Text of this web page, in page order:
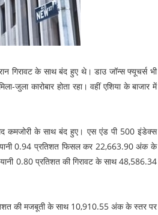
गिरावट के साथ बंद हुए थे। डाउ जॉन्स फ्यूचर्स भी
कारोबार होता रहा। वहीं एशिया के बाजार में
कमजोरी के साथ बंद हुए। एस एंड पी 500 इंडेक्स
0.94 प्रतिशत फिसल कर 22,663.90 अंक के
0.80 प्रतिशत की गिरावट के साथ 48,586.34
की मजबूती के साथ 10,910.55 अंक के स्तर पर